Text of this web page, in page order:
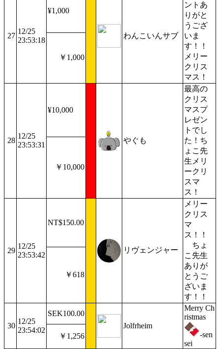
27
12/25
23:53:18
¥1,000
わんこいんサブ
ントあ
りがと
うござ
いま
す！！
メリー
クリス
マス！
￥1,000
28
12/25
23:53:31
¥10,000
やぐも
最高の
クリス
マスプ
レゼン
トでし
た！ち
ょこ先
生メリ
ークリ
スマ
ス！
￥10,000
29
12/25
23:53:42
NT$150.00
リヴェンジャー
メリー
クリス
マ
ス！！
ちょ
こ先生
ありが
とうご
ざいま
す！！
￥618
30
12/25
23:54:02
SEK100.00
Jolfrheim
Merry Ch
ristmas
-sen
sei
￥1,256